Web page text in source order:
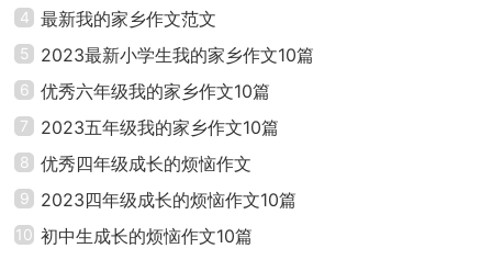
有一次，我在老家吃饭，吃过了饭，奶奶给了我一
把黄豆让我玩，这时，我一不小心把一粒黄豆洒在了砖
缝里，我一直想取出黄豆，但是都无法完成。我心里
想：“算了，就当是给砖头的养料吧。”可是我心里又闪过
了一个想法：“会不会长出了嫩芽呢?”不可能!我打消了这
个念头。因为我知道植物的生长最需要的就是阳光和泥
土。黄豆不可能成活。我的心里又暗想到。我不抱希望
4 最新我的家乡作文范文
5 2023最新小学生我的家乡作文10篇
6 优秀六年级我的家乡作文10篇
7 2023五年级我的家乡作文10篇
8 优秀四年级成长的烦恼作文
9 2023四年级成长的烦恼作文10篇
10 初中生成长的烦恼作文10篇